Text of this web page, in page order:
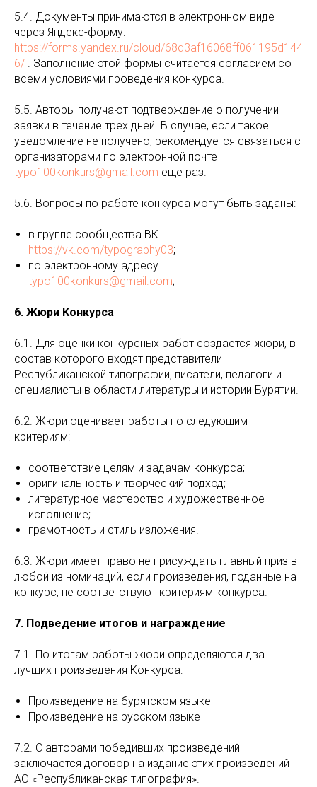
5.4. Документы принимаются в электронном виде
через Яндекс-форму:
https://forms.yandex.ru/cloud/68d3af16068ff061195d144
6/ . Заполнение этой формы считается согласием со
всеми условиями проведения конкурса.
5.5. Авторы получают подтверждение о получении
заявки в течение трех дней. В случае, если такое
уведомление не получено, рекомендуется связаться с
организаторами по электронной почте
typo100konkurs@gmail.com еще раз.
5.6. Вопросы по работе конкурса могут быть заданы:
в группе сообщества ВК
https://vk.com/typography03;
по электронному адресу
typo100konkurs@gmail.com;
6. Жюри Конкурса
6.1. Для оценки конкурсных работ создается жюри, в
состав которого входят представители
Республиканской типографии, писатели, педагоги и
специалисты в области литературы и истории Бурятии.
6.2. Жюри оценивает работы по следующим
критериям:
соответствие целям и задачам конкурса;
оригинальность и творческий подход;
литературное мастерство и художественное
исполнение;
грамотность и стиль изложения.
6.3. Жюри имеет право не присуждать главный приз в
любой из номинаций, если произведения, поданные на
конкурс, не соответствуют критериям конкурса.
7. Подведение итогов и награждение
7.1. По итогам работы жюри определяются два
лучших произведения Конкурса:
Произведение на бурятском языке
Произведение на русском языке
7.2. С авторами победивших произведений
заключается договор на издание этих произведений
АО «Республиканская типография».